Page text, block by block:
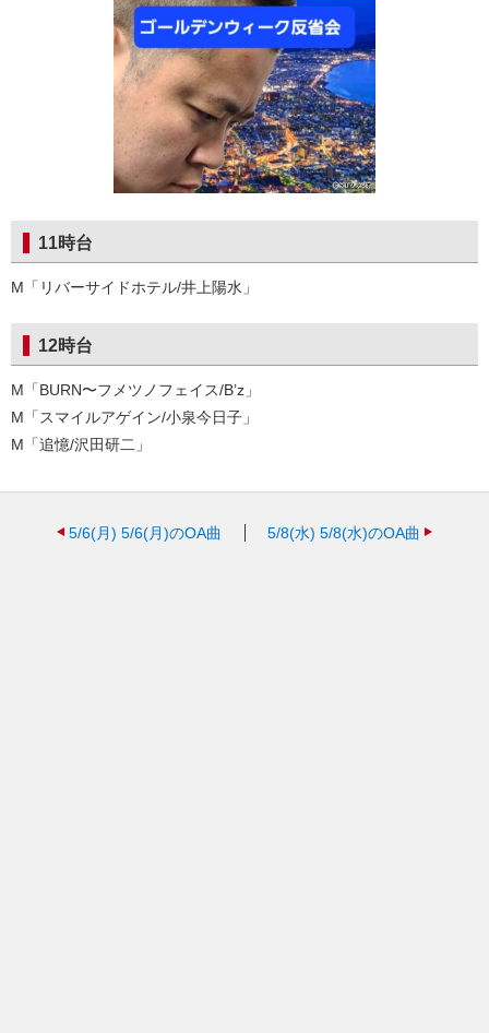
11時台
M「リバーサイドホテル/井上陽水」
12時台
M「BURN〜フメツノフェイス/B’z」
M「スマイルアゲイン/小泉今日子」
M「追憶/沢田研二」
5/6(月) 5/6(月)のOA曲 5/8(水) 5/8(水)のOA曲